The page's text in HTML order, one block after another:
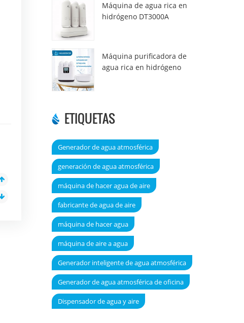
Máquina de agua rica en
hidrógeno DT3000A
Máquina purificadora de
agua rica en hidrógeno
ETIQUETAS
Generador de agua atmosférica
generación de agua atmosférica
máquina de hacer agua de aire
fabricante de agua de aire
máquina de hacer agua
máquina de aire a agua
Generador inteligente de agua atmosférica
Generador de agua atmosférica de oficina
Dispensador de agua y aire